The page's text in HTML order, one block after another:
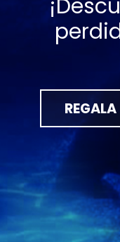
REGALA